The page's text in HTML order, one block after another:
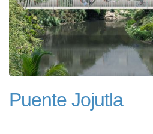
Puente Jojutla